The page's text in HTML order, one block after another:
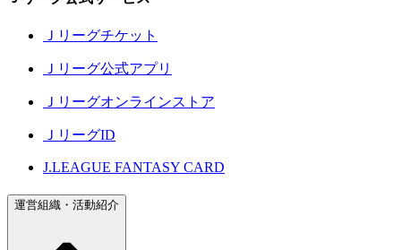
Ｊリーグチケット
Ｊリーグ公式アプリ
Ｊリーグオンラインストア
ＪリーグID
J.LEAGUE FANTASY CARD
運営組織・活動紹介